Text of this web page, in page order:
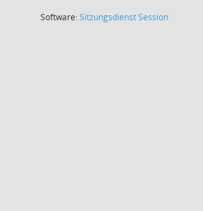
Software:SitzungsdienstSession(Wird in